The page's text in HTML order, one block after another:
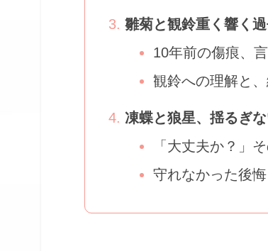
雛菊と観鈴重く響く
10年前の傷痕、
観鈴への理解と
凍蝶と狼星、揺るぎ
「大丈夫か？」
守れなかった後